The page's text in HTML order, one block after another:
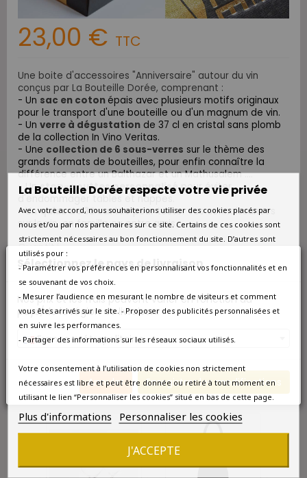
Sélectionnez le pays de livraison
Nos prix et les frais peuvent varier en fonction du
pays/de la région de livraison.
France métropolitaine
Annuler Enregistrer les modifications
23,00 € TTC
Une boite d'accessoires "Anniversaire" autour du vin
conçus par La Bouteille Dorée, comprenant :
- Un sac en coton épais avec plusieurs motifs originaux
pour le transport d'une bouteille ou d'un magnum de vin.
- Un verre à dégustation de 37 cl en cristal sans plomb
de la collection In Vino Veritas.
- Une collection de 6 sous-verres sur le thème des
grands formats de bouteilles, pour enfin connaître la
différence entre un Balthazar et un Mathusalem ....
- Unstop-gouttes personnalisépour éviter
d'endommager tables et nappes.
- Unquizz de 32 cartespour tester vos connaissances
sur le vin, en famille ou entre amis.
Quantité
 Ajouter au panier
 Indisponible pour le moment
10 AUTRES PRODUITS DANS LA MÊME CATÉGORIE :
La Bouteille Dorée respecte votre vie privée
Avec votre accord, nous souhaiterions utiliser des cookies placés par
nous et/ou par nos partenaires sur ce site. Certains de ces cookies sont
strictement nécessaires au bon fonctionnement du site. D’autres sont
utilisés pour :
- Paramétrer vos préférences en personnalisant vos fonctionnalités et en
se souvenant de vos choix.
- Mesurer l’audience en mesurant le nombre de visiteurs et comment
vous êtes arrivés sur le site. - Proposer des publicités personnalisées et
en suivre les performances.
- Partager des informations sur les réseaux sociaux utilisés.
Votre consentement à l’utilisation de cookies non strictement
nécessaires est libre et peut être donnée ou retiré à tout moment en
utilisant le lien “Personnaliser les cookies” situé en bas de cette page.
Plus d'informations Personnaliser les cookies
J'ACCEPTE